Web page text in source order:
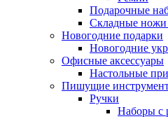
Подарочные
Складные ножи
Новогодние подарки
Новогодние
Офисные аксессуары
Настольные
Пишущие
Ручки
Наборы с